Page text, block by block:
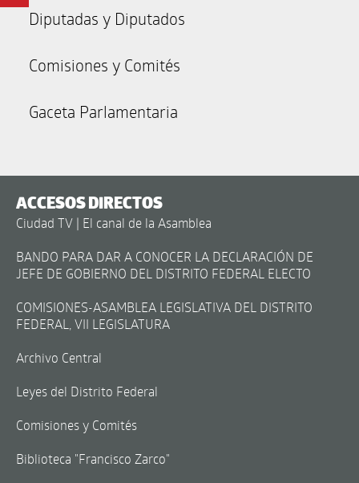
Diputadas y Diputados
Comisiones y Comités
Gaceta Parlamentaria
ACCESOS DIRECTOS
Ciudad TV | El canal de la Asamblea
BANDO PARA DAR A CONOCER LA DECLARACIÓN DE
JEFE DE GOBIERNO DEL DISTRITO FEDERAL ELECTO
COMISIONES-ASAMBLEA LEGISLATIVA DEL DISTRITO
FEDERAL, VII LEGISLATURA
Archivo Central
Leyes del Distrito Federal
Comisiones y Comités
Biblioteca "Francisco Zarco"